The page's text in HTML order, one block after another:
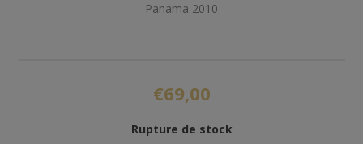
Panama 2010
€69,00
Rupture de stock